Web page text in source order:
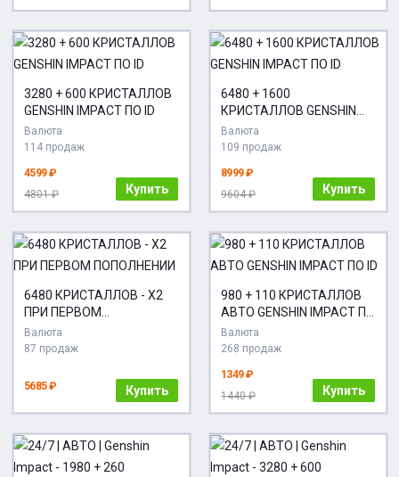
3280 + 600 КРИСТАЛЛОВ
GENSHIN IMPACT ПО ID
Валюта
114 продаж
4599 ₽
4801 ₽
Купить
6480 + 1600
КРИСТАЛЛОВ GENSHIN
IMPACT ПО ID
Валюта
109 продаж
8999 ₽
9604 ₽
Купить
6480 КРИСТАЛЛОВ - Х2
ПРИ ПЕРВОМ
ПОПОЛНЕНИИ
Валюта
87 продаж
5685 ₽ Купить
980 + 110 КРИСТАЛЛОВ
АВТО GENSHIN IMPACT ПО
ID
Валюта
268 продаж
1349 ₽
1440 ₽
Купить